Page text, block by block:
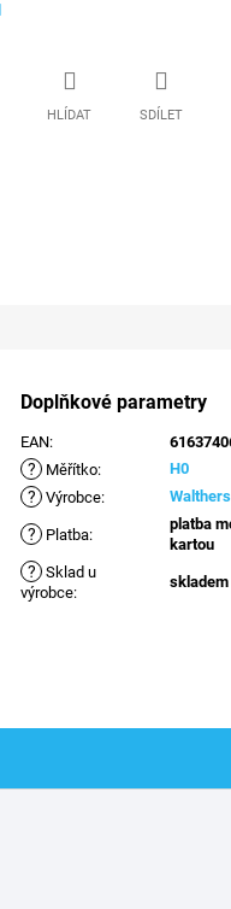
HLÍDAT SDÍLET
Doplňkové parametry
EAN:
? Měřítko: H0
? Výrobce: Walthers
? Platba:
platba
kartou
? Sklad u
výrobce: